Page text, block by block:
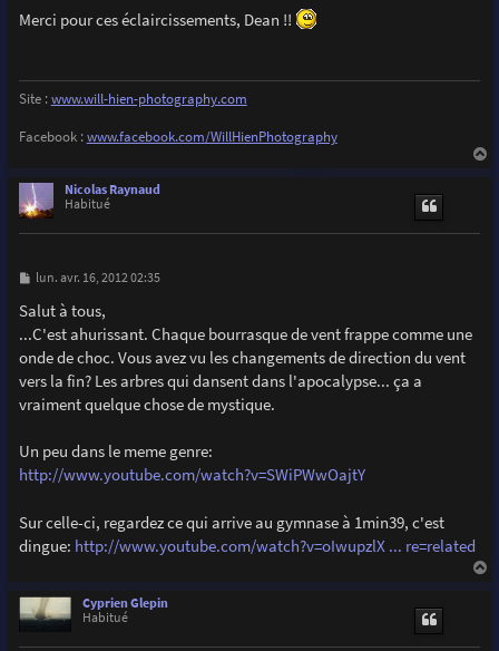
s
s
Merci pour ces éclaircissements, Dean !!
Site :www.will-hien-photography.com
Facebook :www.facebook.com/WillHienPhotography
Nicolas Raynaud
Habitué
M
s
s
a
e
lun. avr. 16, 2012 02:35
Salut à tous,
...C'est ahurissant. Chaque bourrasque de vent frappe comme une
onde de choc. Vous avez vu les changements de direction du vent
vers la fin? Les arbres qui dansent dans l'apocalypse... ça a
vraiment quelque chose de mystique.
Un peu dans le meme genre:
http://www.youtube.com/watch?v=SWiPWwOajtY
Sur celle-ci, regardez ce qui arrive au gymnase à 1min39, c'est
dingue: http://www.youtube.com/watch?v=oIwupzlX ... re=related
Cyprien Glepin
Habitué